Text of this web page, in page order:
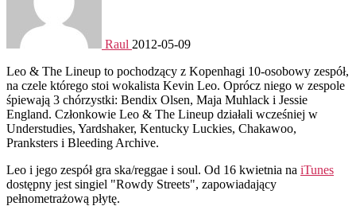
Raul 2012-05-09
Leo & The Lineup to pochodzący z Kopenhagi 10-osobowy zespół,
na czele którego stoi wokalista Kevin Leo. Oprócz niego w zespole
śpiewają 3 chórzystki: Bendix Olsen, Maja Muhlack i Jessie
England. Członkowie Leo & The Lineup działali wcześniej w
Understudies, Yardshaker, Kentucky Luckies, Chakawoo,
Pranksters i Bleeding Archive.
Leo i jego zespół gra ska/reggae i soul. Od 16 kwietnia na iTunes
dostępny jest singiel "Rowdy Streets", zapowiadający
pełnometrażową płytę.